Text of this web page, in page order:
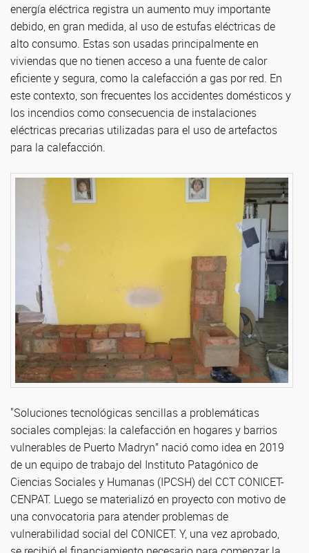
energía eléctrica registra un aumento muy importante
debido, en gran medida, al uso de estufas eléctricas de
alto consumo. Estas son usadas principalmente en
viviendas que no tienen acceso a una fuente de calor
eficiente y segura, como la calefacción a gas por red. En
este contexto, son frecuentes los accidentes domésticos y
los incendios como consecuencia de instalaciones
eléctricas precarias utilizadas para el uso de artefactos
para la calefacción.
"Soluciones tecnológicas sencillas a problemáticas
sociales complejas: la calefacción en hogares y barrios
vulnerables de Puerto Madryn” nació como idea en 2019
de un equipo de trabajo del Instituto Patagónico de
Ciencias Sociales y Humanas (IPCSH) del CCT CONICET-
CENPAT. Luego se materializó en proyecto con motivo de
una convocatoria para atender problemas de
vulnerabilidad social del CONICET. Y, una vez aprobado,